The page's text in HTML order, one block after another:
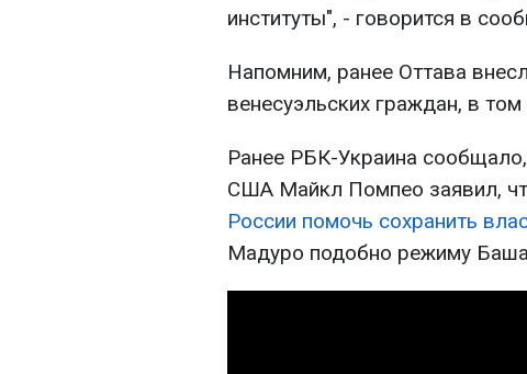
институты", - говорится в
Напомним, ранее Оттава
венесуэльских граждан, в
Ранее РБК-Украина
США Майкл Помпео заявил,
России помочь сохранить
Мадуро подобно режиму